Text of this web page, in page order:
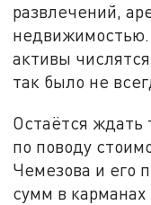
развлечений,
активы
так было не
Остаётся ждать
по поводу
Чемезова и его
сумм в